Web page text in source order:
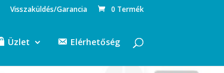
Visszaküldés/Garancia 0 Termék
Üzlet Elérhetőség